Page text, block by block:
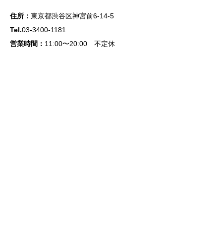
住所： 東京都渋谷区神宮前6-14-5
Tel.︎03-3400-1181
営業時間： 11:00〜20:00 不定休